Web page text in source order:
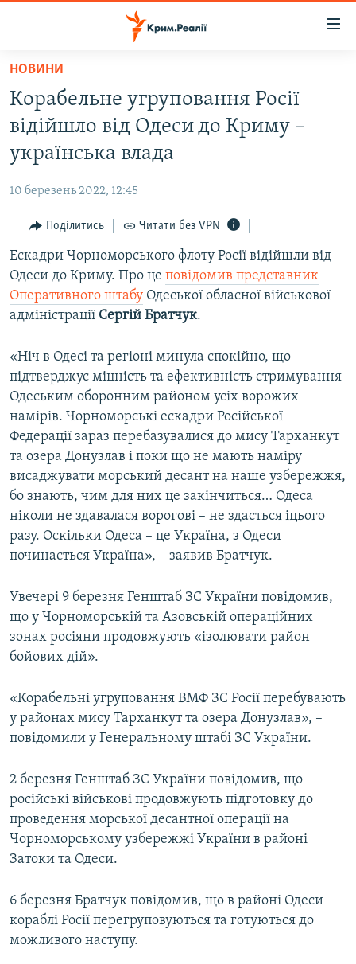
Перейти
основного
матеріалу
Перейти
до
основної
навігації
Перейти
пошуку
НОВИНИ
ВОДА.КРИМ
ВІДЕО ТА ФОТО
БЛОГИ
ПОГЛЯД
ІНТЕРВ'Ю
ВСЕ ЗА ДЕНЬ
СПЕЦПРОЕКТИ
ВІДЕОУРОКИ «ELIFBE»
СВІДЧЕННЯ ОКУПАЦІЇ
УКРАЇНСЬКА ПРОБЛЕМА КРИМУ
ІНФОГРАФІКА
Русский
Qırımtatar
ДОЛУЧАЙСЯ!
Усі сайти RFE/RL
НОВИНИ
Корабельне угруповання Росії
відійшло від Одеси до Криму –
українська влада
10 березень 2022, 12:45
Поділитись Читати без VPN
Ескадри Чорноморського флоту Росії відійшли від
Одеси до Криму. Про це повідомив представник
Оперативного штабу Одеської обласної військової
адміністрації Сергій Братчук.
«Ніч в Одесі та регіоні минула спокійно, що
підтверджує міцність та ефективність стримування
Одеським оборонним районом усіх ворожих
намірів. Чорноморські ескадри Російської
Федерації зараз перебазувалися до мису Тарханкут
та озера Донузлав і поки що не мають наміру
висаджувати морський десант на наше узбережжя,
бо знають, чим для них це закінчиться… Одеса
ніколи не здавалася ворогові – не здасться іцього
разу. Оскільки Одеса – це Україна, з Одеси
починається Україна», – заявив Братчук.
Увечері 9 березня Генштаб ЗС України повідомив,
що у Чорноморській та Азовській операційних
зонах росіяни продовжують «ізолювати район
бойових дій».
«Корабельні угруповання ВМФ ЗС Росії перебувають
у районах мису Тарханкут та озера Донузлав», –
повідомили у Генеральному штабі ЗС України.
2 березня Генштаб ЗС України повідомив, що
російські військові продовжують підготовку до
проведення морської десантної операції на
Чорноморському узбережжі України в районі
Затоки та Одеси.
6 березня Братчук повідомив, що в районі Одеси
кораблі Росії перегруповуються та готуються до
можливого наступу.